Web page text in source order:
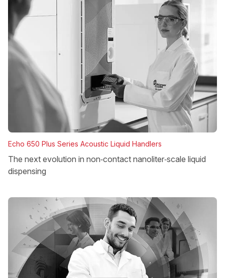
Echo 650 Plus Series Acoustic Liquid Handlers
The next evolution in non‑contact nanoliter‑scale liquid
dispensing